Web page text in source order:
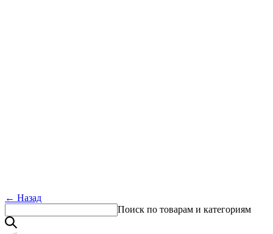
← Назад
Поиск по товарам и категориям